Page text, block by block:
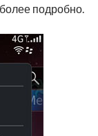
подробно.